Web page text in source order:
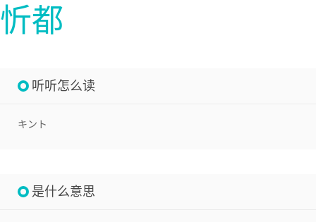
忻都
听听怎么读
キント
是什么意思